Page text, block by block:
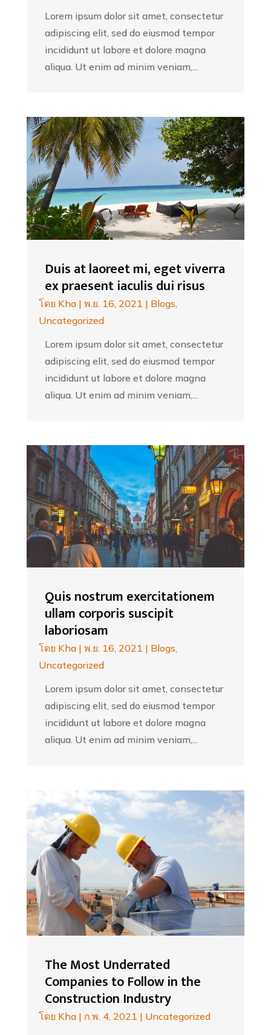
Lorem ipsum dolor sit amet, consectetur
adipiscing elit, sed do eiusmod tempor
incididunt ut labore et dolore magna
aliqua. Ut enim ad minim veniam,...
Duis at laoreet mi, eget viverra
ex praesent iaculis dui risus
โดย Kha| พ.ย. 16, 2021 | Blogs,
Uncategorized
Lorem ipsum dolor sit amet, consectetur
adipiscing elit, sed do eiusmod tempor
incididunt ut labore et dolore magna
aliqua. Ut enim ad minim veniam,...
Quis nostrum exercitationem
ullam corporis suscipit
laboriosam
โดย Kha| พ.ย. 16, 2021 | Blogs,
Uncategorized
Lorem ipsum dolor sit amet, consectetur
adipiscing elit, sed do eiusmod tempor
incididunt ut labore et dolore magna
aliqua. Ut enim ad minim veniam,...
The Most Underrated
Companies to Follow in the
Construction Industry
โดย Kha| ก.พ. 4, 2021 | Uncategorized